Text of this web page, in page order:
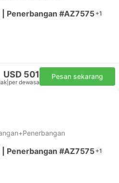
| Penerbangan #AZ7575 +1
USD 501
per dewasa
Pesan sekarang
| Penerbangan #AZ7575 +1